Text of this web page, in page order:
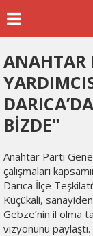
ANAHTAR
BİZDE"
Anahtar Parti
çalışmaları
Darıca İlçe
Küçükali,
Gebze’nin il olma
vizyonunu paylaştı.